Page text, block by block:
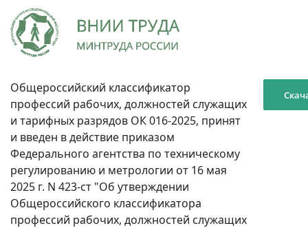
Общероссийский классификатор
профессий рабочих, должностей служащих
и тарифных разрядов ОК 016-2025, принят
и введен в действие приказом
Федерального агентства по техническому
регулированию и метрологии от 16 мая
2025 г. N 423-ст "Об утверждении
Общероссийского классификатора
профессий рабочих, должностей служащих